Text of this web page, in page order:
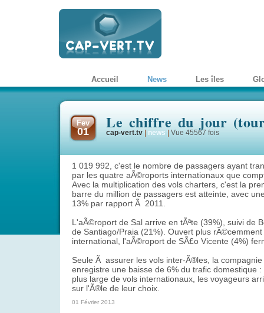
Accueil News Les îles
Fev
01 Le chiffre du jour
cap-vert.tv news Vue 45567 fois
1 019 992, c'est le nombre de passagers ayant
par les quatre aÃ©roports internationaux que
Avec la multiplication des vols charters, c'est la
barre du million de passagers est atteinte, avec
13% par rapport Ã 2011.
L'aÃ©roport de Sal arrive en tÃªte (39%), suivi de
de Santiago/Praia (21%). Ouvert plus
international, l'aÃ©roport de SÃ£o Vicente (4%)
Seule Ã assurer les vols inter-Ã®les, la compagnie
enregistre une baisse de 6% du trafic domestique
plus large de vols internationaux, les voyageurs
sur l'Ã®le de leur choix.
01 Février 2013